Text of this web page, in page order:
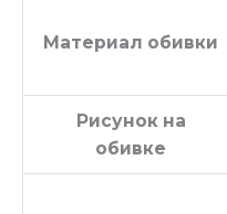
Материал обивки
Рисунок на
обивке